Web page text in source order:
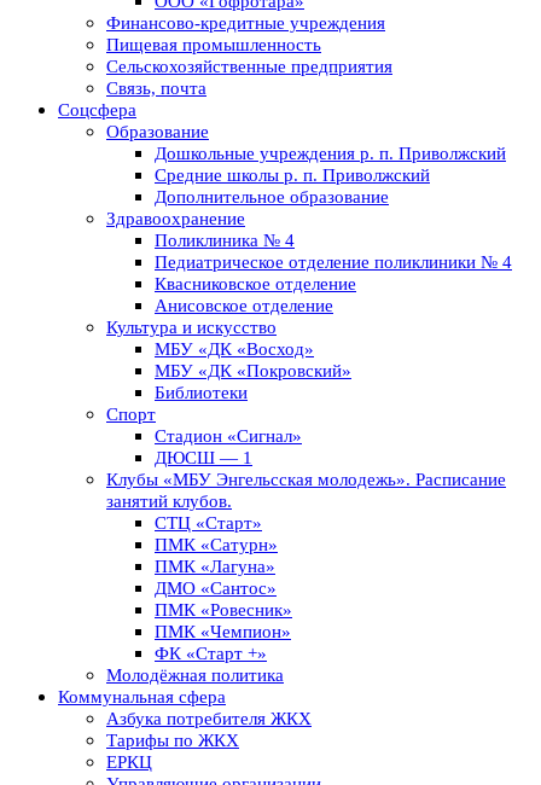
Финансово-кредитные учреждения
Пищевая промышленность
Сельскохозяйственные предприятия
Связь, почта
Соцсфера
Образование
Дошкольные учреждения р. п. Приволжский
Средние школы р. п. Приволжский
Дополнительное образование
Здравоохранение
Поликлиника № 4
Педиатрическое отделение поликлиники № 4
Квасниковское отделение
Анисовское отделение
Культура и искусство
МБУ «ДК «Восход»
МБУ «ДК «Покровский»
Библиотеки
Спорт
Стадион «Сигнал»
ДЮСШ — 1
Клубы «МБУ Энгельсская молодежь». Расписание
занятий клубов.
СТЦ «Старт»
ПМК «Сатурн»
ПМК «Лагуна»
ДМО «Сантос»
ПМК «Ровесник»
ПМК «Чемпион»
ФК «Старт +»
Молодёжная политика
Коммунальная сфера
Азбука потребителя ЖКХ
Тарифы по ЖКХ
ЕРКЦ